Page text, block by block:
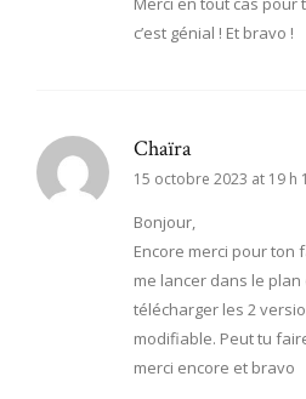
c’est génial ! Et bravo !
Chaïra
15 octobre 2023 at 19 h
Bonjour,
Encore merci pour ton
me lancer dans le plan
télécharger les 2
modifiable. Peut tu
merci encore et bravo